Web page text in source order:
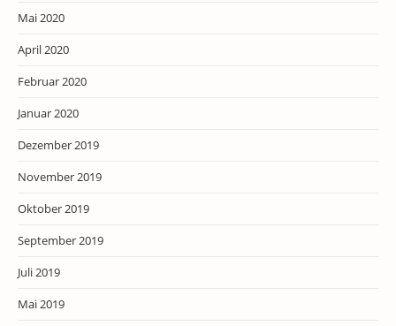
Mai 2020
April 2020
Februar 2020
Januar 2020
Dezember 2019
November 2019
Oktober 2019
September 2019
Juli 2019
Mai 2019